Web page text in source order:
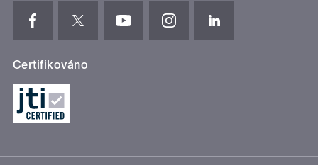
Certifikováno